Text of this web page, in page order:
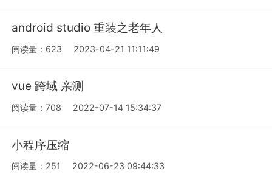
android studio 重装之老年人
阅读量：623 2023-04-21 11:11:49
vue 跨域 亲测
阅读量：708 2022-07-14 15:34:37
小程序压缩
阅读量：251 2022-06-23 09:44:33